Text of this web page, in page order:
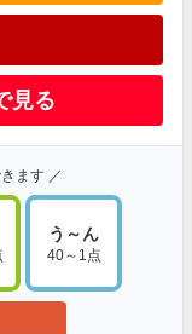
見る
ます ／
う～ん
40～1点